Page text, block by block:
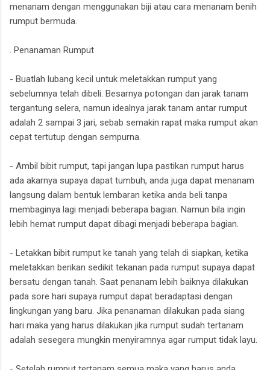
menanam dengan menggunakan biji atau cara menanam benih
rumput bermuda.
. Penanaman Rumput
- Buatlah lubang kecil untuk meletakkan rumput yang
sebelumnya telah dibeli. Besarnya potongan dan jarak tanam
tergantung selera, namun idealnya jarak tanam antar rumput
adalah 2 sampai 3 jari, sebab semakin rapat maka rumput akan
cepat tertutup dengan sempurna.
- Ambil bibit rumput, tapi jangan lupa pastikan rumput harus
ada akarnya supaya dapat tumbuh, anda juga dapat menanam
langsung dalam bentuk lembaran ketika anda beli tanpa
membaginya lagi menjadi beberapa bagian. Namun bila ingin
lebih hemat rumput dapat dibagi menjadi beberapa bagian.
- Letakkan bibit rumput ke tanah yang telah di siapkan, ketika
meletakkan berikan sedikit tekanan pada rumput supaya dapat
bersatu dengan tanah. Saat penanam lebih baiknya dilakukan
pada sore hari supaya rumput dapat beradaptasi dengan
lingkungan yang baru. Jika penanaman dilakukan pada siang
hari maka yang harus dilakukan jika rumput sudah tertanam
adalah sesegera mungkin menyiramnya agar rumput tidak layu.